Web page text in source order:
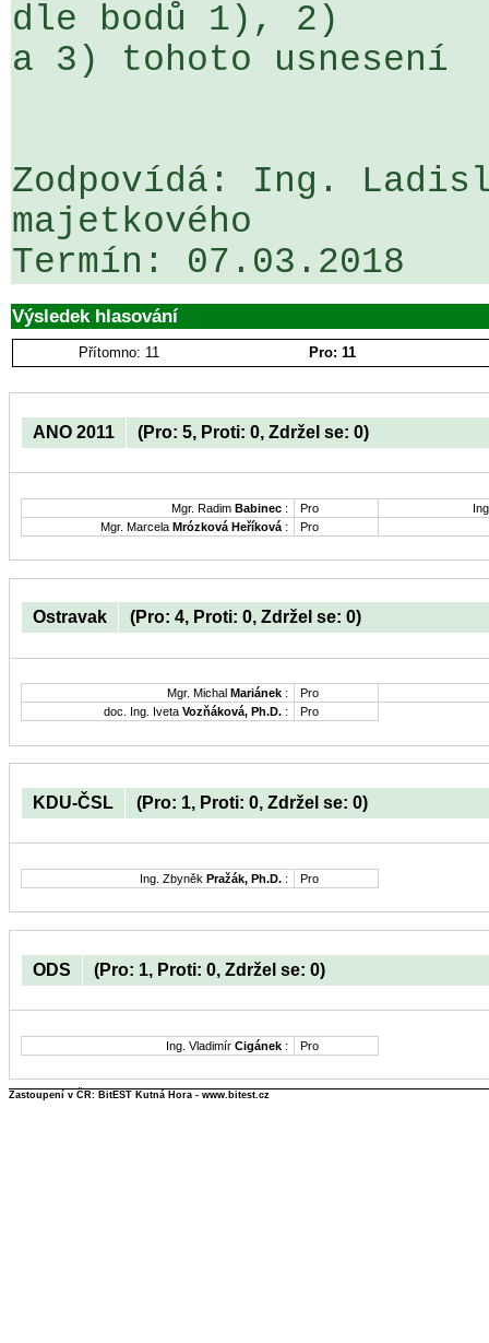
dle bodů 1), 2)
a 3) tohoto usnesení
Zodpovídá: Ing.
majetkového
Výsledek hlasování
Přítomno: 11 Pro: 11
ANO 2011 (Pro: 5, Proti: 0, Zdržel se: 0)
Mgr. Radim Babinec : Pro
Mgr. Marcela Mrózková Heříková : Pro
Ostravak (Pro: 4, Proti: 0, Zdržel se: 0)
Mgr. Michal Mariánek :
Pro
doc. Ing. Iveta Vozňáková, Ph.D. : Pro
KDU-ČSL (Pro: 1, Proti: 0, Zdržel se: 0)
Ing. Zbyněk Pražák, Ph.D. : Pro
ODS (Pro: 1, Proti: 0, Zdržel se: 0)
Ing. Vladimír Cigánek : Pro
Zastoupení v ČR: BitEST Kutná Hora - www.bitest.cz